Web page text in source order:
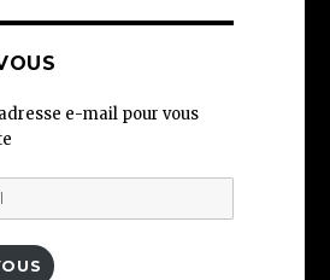
e-mail pour vous